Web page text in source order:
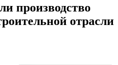
производство
отрасли